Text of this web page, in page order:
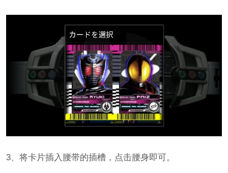
3、将卡片插入腰带的插槽，点击腰身即可。